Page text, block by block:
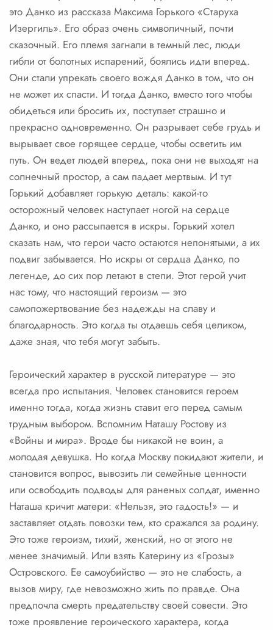
это Данко из рассказа Максима Горького «Старуха
Изергиль». Его образ очень символичный, почти
сказочный. Его племя загнали в темный лес, люди
гибли от болотных испарений, боялись идти вперед.
Они стали упрекать своего вождя Данко в том, что он
не может их спасти. И тогда Данко, вместо того чтобы
обидеться или бросить их, поступает страшно и
прекрасно одновременно. Он разрывает себе грудь и
вырывает свое горящее сердце, чтобы осветить им
путь. Он ведет людей вперед, пока они не выходят на
солнечный простор, а сам падает мертвым. И тут
Горький добавляет горькую деталь: какой-то
осторожный человек наступает ногой на сердце
Данко, и оно рассыпается в искры. Горький хотел
сказать нам, что герои часто остаются непонятыми, а их
подвиг забывается. Но искры от сердца Данко, по
легенде, до сих пор летают в степи. Этот герой учит
нас тому, что настоящий героизм — это
самопожертвование без надежды на славу и
благодарность. Это когда ты отдаешь себя целиком,
даже зная, что тебя могут забыть.
Героический характер в русской литературе — это
всегда про испытания. Человек становится героем
именно тогда, когда жизнь ставит его перед самым
трудным выбором. Вспомним Наташу Ростову из
«Войны и мира». Вроде бы никакой не воин, а
молодая девушка. Но когда Москву покидают жители, и
становится вопрос, вывозить ли семейные ценности
или освободить подводы для раненых солдат, именно
Наташа кричит матери: «Нельзя, это гадость!» — и
заставляет отдать повозки тем, кто сражался за родину.
Это тоже героизм, тихий, женский, но от этого не
менее значимый. Или взять Катерину из «Грозы»
Островского. Ее самоубийство — это не слабость, а
вызов миру, где невозможно жить по правде. Она
предпочла смерть предательству своей совести. Это
тоже проявление героического характера, когда